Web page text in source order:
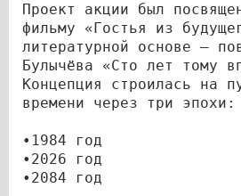
Проект акции был
фильму «Гостья из
литературной основе —
Булычёва «Сто лет тому
Концепция строилась на
времени через три эпохи:
•1984 год
•2026 год
•2084 год